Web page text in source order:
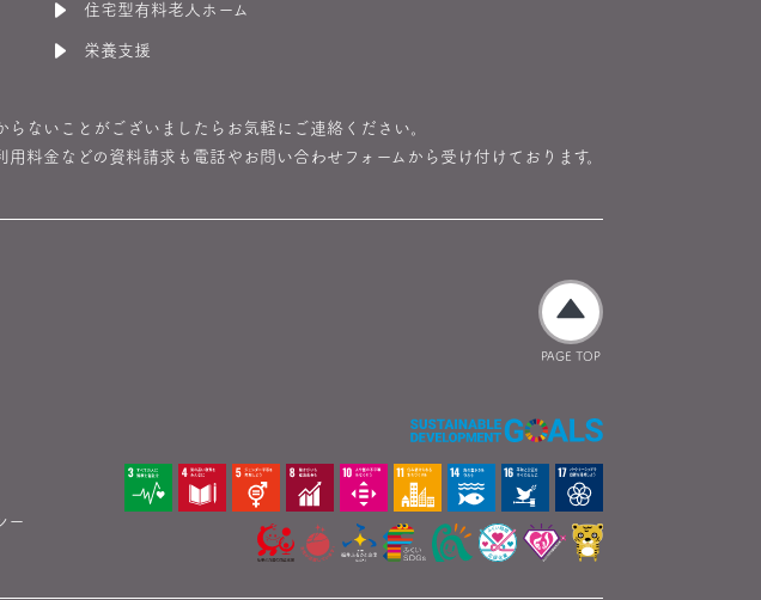
住宅型有料老人ホーム
栄養支援
らないことがございましたらお気軽にご連絡ください。
料金などの資料請求も電話やお問い合わせフォームから受け付けております。
ー
PAGE TOP